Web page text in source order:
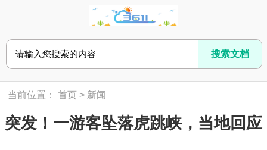
当前位置：首页 > 新闻
突发！一游客坠落虎跳峡，当地回应